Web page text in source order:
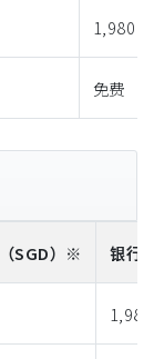
1,980
免费
（SGD）※ 银行